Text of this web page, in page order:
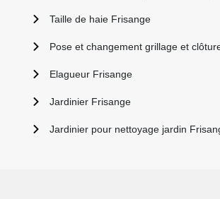
Taille de haie Frisange
Pose et changement grillage et
Elagueur Frisange
Jardinier Frisange
Jardinier pour nettoyage jardin